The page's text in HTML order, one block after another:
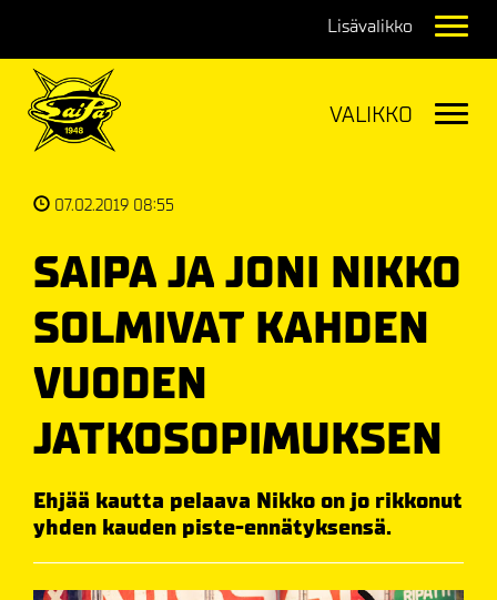
07.02.2019 08:55
SAIPA JA JONI NIKKO
SOLMIVAT KAHDEN
VUODEN
JATKOSOPIMUKSEN
Ehjää kautta pelaava Nikko on jo rikkonut
yhden kauden piste-ennätyksensä.